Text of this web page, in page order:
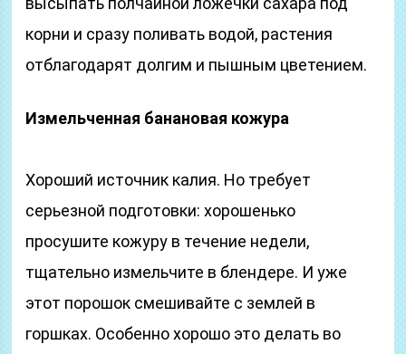
корни и сразу поливать водой, растения
отблагодарят долгим и пышным цветением.
Измельченная банановая кожура
Хороший источник калия. Но требует
серьезной подготовки: хорошенько
просушите кожуру в течение недели,
тщательно измельчите в блендере. И уже
этот порошок смешивайте с землей в
горшках. Особенно хорошо это делать во